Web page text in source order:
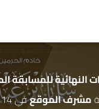
للمسابقة
مشرف الموقعفي14 فبراير,2017